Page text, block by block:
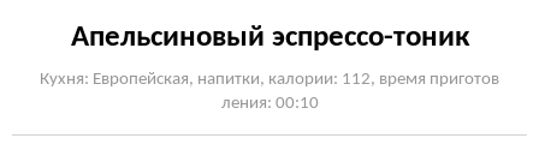
Апельсиновый эспрессо-тоник
Кухня: Европейская, напитки, калории: 112, время приготов
ления: 00:10